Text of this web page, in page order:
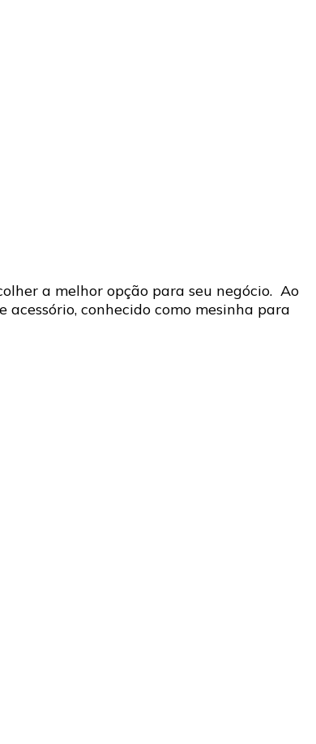
a melhor opção para seu negócio. Ao
conhecido como mesinha para